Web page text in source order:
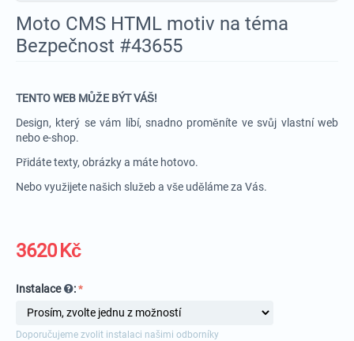
Moto CMS HTML motiv na téma
Bezpečnost #43655
TENTO WEB MŮŽE BÝT VÁŠ!
Design, který se vám líbí, snadno proměníte ve svůj vlastní web
nebo e-shop.
Přidáte texty, obrázky a máte hotovo.
Nebo využijete našich služeb a vše uděláme za Vás.
3620Kč
Instalace :
Doporučujeme zvolit instalaci našimi odborníky